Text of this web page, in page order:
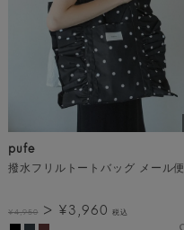
pufe
撥水フリルトートバッグ メール便
¥4,950 ¥3,960 税込